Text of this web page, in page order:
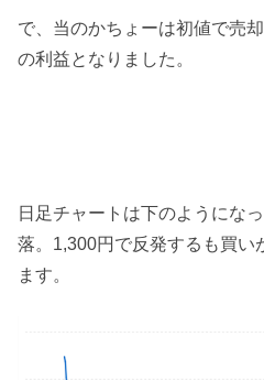
で、当のかちょーは初値で売
の利益となりました。
日足チャートは下のようにな
落。1,300円で反発するも買い
ます。